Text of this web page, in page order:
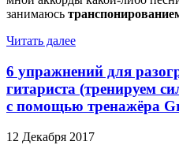
занимаюсь
Читать далее
6 упражнений для
гитариста (тренируем
с помощью тренажёра
12 Декабря 2017